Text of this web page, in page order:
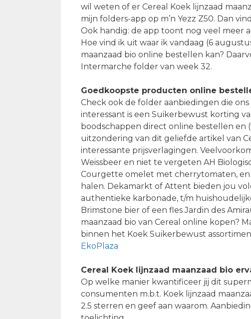
wil weten of er Cereal Koek lijnzaad
mijn folders-app op m’n Yezz Z50. Dan
Ook handig: de app toont nog veel meer
Hoe vind ik uit waar ik vandaag (6
maanzaad bio online bestellen kan?
Intermarche folder van week 32.
Goedkoopste producten online
Check ook de folder aanbiedingen die
interessant is een Suikerbewust korting
boodschappen direct online bestellen en
uitzondering van dit geliefde artikel van
interessante prijsverlagingen.
Weissbeer en niet te vergeten AH
Courgette omelet met cherrytomaten,
halen. Dekamarkt of Attent bieden jou
authentieke karbonade, t/m
Brimstone bier of een fles Jardin des
maanzaad bio van Cereal online kopen?
binnen het Koek Suikerbewust
EkoPlaza
Cereal Koek lijnzaad maanzaad bio
Op welke manier kwantificeer jij dit
consumenten m.b.t. Koek lijnzaad
2.5 sterren en geef aan waarom.